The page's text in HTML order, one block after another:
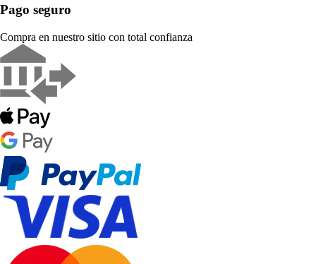
Pago seguro
Compra en nuestro sitio con total confianza